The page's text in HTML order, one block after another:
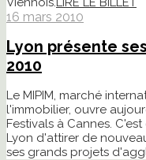
16 mars 2010
Lyon présente
2010
Le MIPIM, marché
l'immobilier, ouvre
Festivals à Cannes.
Lyon d'attirer de
ses grands projets